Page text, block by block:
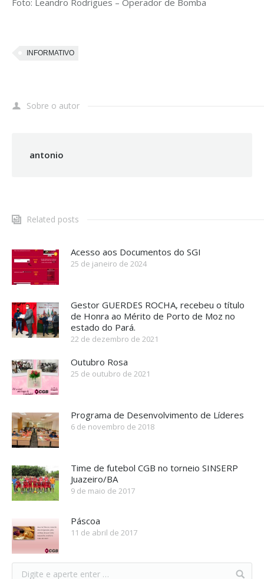
INFORMATIVO
Sobre o autor
antonio
Related posts
Acesso aos Documentos do SGI
25 de janeiro de 2024
Gestor GUERDES ROCHA, recebeu o título
de Honra ao Mérito de Porto de Moz no
estado do Pará.
22 de dezembro de 2021
Outubro Rosa
25 de outubro de 2021
Programa de Desenvolvimento de Líderes
6 de novembro de 2018
Time de futebol CGB no torneio SINSERP
Juazeiro/BA
9 de maio de 2017
Páscoa
11 de abril de 2017